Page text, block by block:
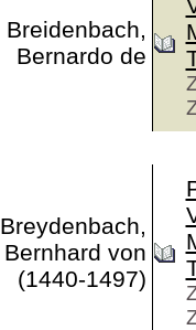
Breidenbach,
Bernardo de
Breydenbach,
Bernhard von
(1440-1497)